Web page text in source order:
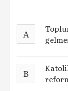
A
B